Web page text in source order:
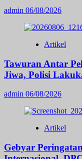
admin 06/08/2026
Artikel
Tawuran Antar
Jiwa, Polisi
admin 06/08/2026
Artikel
Gebyar